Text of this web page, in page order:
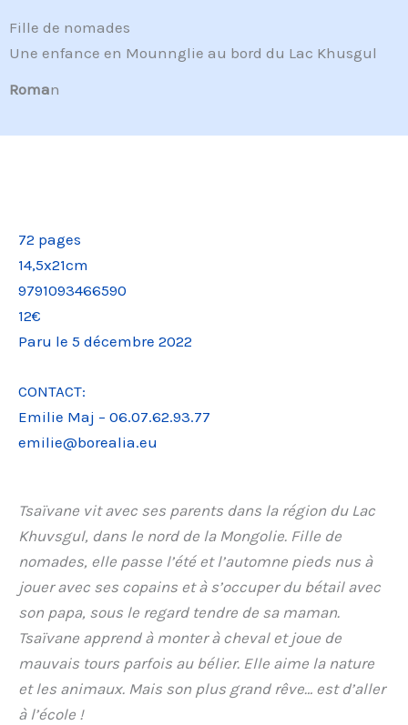
Fille de nomades
Une enfance en Mounnglie au bord du Lac Khusgul
Roman
72 pages
14,5x21cm
9791093466590
12€
Paru le 5 décembre 2022
CONTACT:
Emilie Maj – 06.07.62.93.77
emilie@borealia.eu
Tsaïvane vit avec ses parents dans la région du Lac
Khuvsgul, dans le nord de la Mongolie. Fille de
nomades, elle passe l’été et l’automne pieds nus à
jouer avec ses copains et à s’occuper du bétail avec
son papa, sous le regard tendre de sa maman.
Tsaïvane apprend à monter à cheval et joue de
mauvais tours parfois au bélier. Elle aime la nature
et les animaux. Mais son plus grand rêve… est d’aller
à l’école !